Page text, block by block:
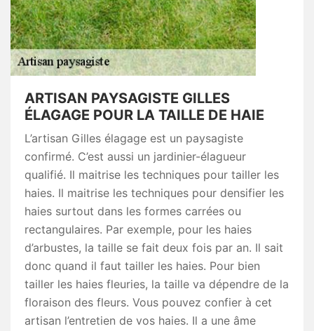
ARTISAN PAYSAGISTE GILLES
ÉLAGAGE POUR LA TAILLE DE HAIE
L’artisan Gilles élagage est un paysagiste
confirmé. C’est aussi un jardinier-élagueur
qualifié. Il maitrise les techniques pour tailler les
haies. Il maitrise les techniques pour densifier les
haies surtout dans les formes carrées ou
rectangulaires. Par exemple, pour les haies
d’arbustes, la taille se fait deux fois par an. Il sait
donc quand il faut tailler les haies. Pour bien
tailler les haies fleuries, la taille va dépendre de la
floraison des fleurs. Vous pouvez confier à cet
artisan l’entretien de vos haies. Il a une âme